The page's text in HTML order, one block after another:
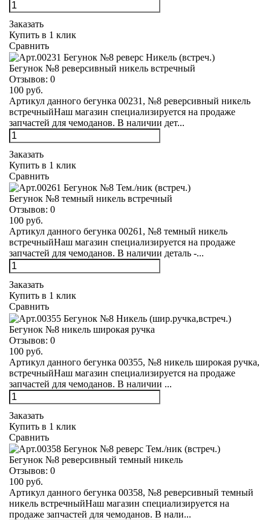
Заказать
Купить в 1 клик
Сравнить
Бегунок №8 реверсивный никель встречный
Отзывов: 0
100 руб.
Артикул данного бегунка 00231, №8 реверсивный никель
встречныйНаш магазин специализируется на продаже
запчастей для чемоданов. В наличии дет...
Заказать
Купить в 1 клик
Сравнить
Бегунок №8 темный никель встречный
Отзывов: 0
100 руб.
Артикул данного бегунка 00261, №8 темный никель
встречныйНаш магазин специализируется на продаже
запчастей для чемоданов. В наличии деталь -...
Заказать
Купить в 1 клик
Сравнить
Бегунок №8 никель широкая ручка
Отзывов: 0
100 руб.
Артикул данного бегунка 00355, №8 никель широкая ручка,
встречныйНаш магазин специализируется на продаже
запчастей для чемоданов. В наличии ...
Заказать
Купить в 1 клик
Сравнить
Бегунок №8 реверсивный темный никель
Отзывов: 0
100 руб.
Артикул данного бегунка 00358, №8 реверсивный темный
никель встречныйНаш магазин специализируется на
продаже запчастей для чемоданов. В нали...